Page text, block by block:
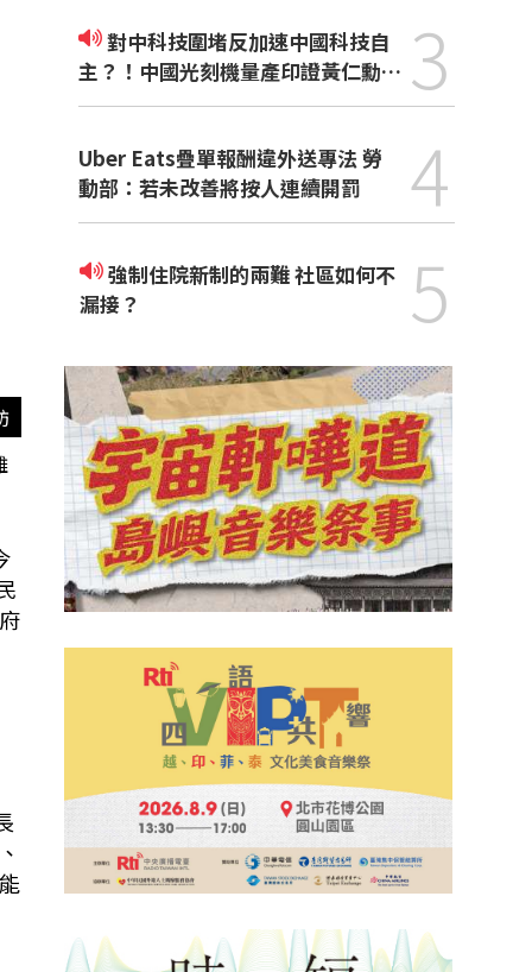
對中科技圍堵反加速中國科技自
主？！中國光刻機量產印證黃仁勳觀
點
3
Uber Eats疊單報酬違外送專法 勞
動部：若未改善將按人連續開罰
4
強制住院新制的兩難 社區如何不
漏接？
5